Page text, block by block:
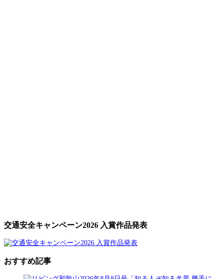
交通安全キャンペーン2026 入賞作品発表
おすすめ記事